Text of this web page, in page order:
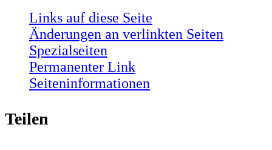
Links auf diese Seite
Änderungen an verlinkten Seiten
Spezialseiten
Permanenter Link
Seiten­informationen
Teilen